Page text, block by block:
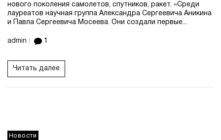
нового поколения самолетов, спутников, ракет. «Среди
лауреатов научная группа Александра Сергеевича Аникина
и Павла Сергеевича Мосеева. Они создали первые...
admin 1
Читать далее
Новости